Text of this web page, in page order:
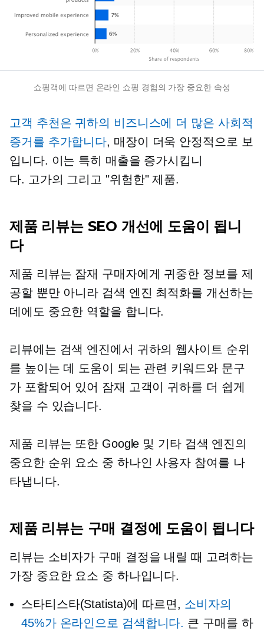
쇼핑객에 따르면 온라인 쇼핑 경험의 가장 중요한 속성
고객 추천은 귀하의 비즈니스에 더 많은 사회적
증거를 추가합니다, 매장이 더욱 안정적으로 보
입니다. 이는 특히 매출을 증가시킵니
다. 고가의 그리고 "위험한" 제품.
제품 리뷰는 SEO 개선에 도움이 됩니
다
제품 리뷰는 잠재 구매자에게 귀중한 정보를 제
공할 뿐만 아니라 검색 엔진 최적화를 개선하는
데에도 중요한 역할을 합니다.
리뷰에는 검색 엔진에서 귀하의 웹사이트 순위
를 높이는 데 도움이 되는 관련 키워드와 문구
가 포함되어 있어 잠재 고객이 귀하를 더 쉽게
찾을 수 있습니다.
제품 리뷰는 또한 Google 및 기타 검색 엔진의
중요한 순위 요소 중 하나인 사용자 참여를 나
타냅니다.
제품 리뷰는 구매 결정에 도움이 됩니다
리뷰는 소비자가 구매 결정을 내릴 때 고려하는
가장 중요한 요소 중 하나입니다.
스타티스타(Statista)에 따르면, 소비자의
45%가 온라인으로 검색합니다. 큰 구매를 하